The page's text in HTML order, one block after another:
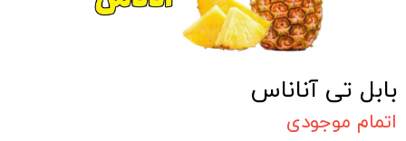
بابل تی آناناس
اتمام موجودی